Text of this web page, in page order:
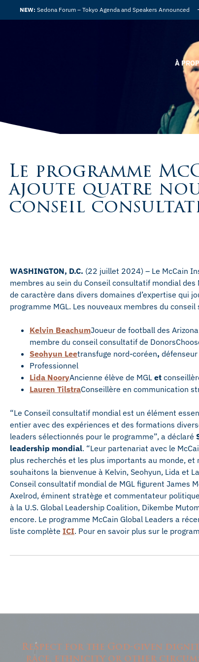
NEW: Sedona Forum – Tokyo Agenda and Speakers Announced
À
Le programme
ajoute quatre
conseil
WASHINGTON, D.C. (22 juillet 2024) – Le McCain
membres au sein du Conseil consultatif mondial
de caractère dans divers domaines d’expertise qui
programme MGL. Les nouveaux membres du conseil
Kelvin BeachumJoueur de football des
membre du conseil consultatif de
Seohyun Leetransfuge nord-coréen,
Professionnel
Lida NooryAncienne élève de MGL et
Lauren TilstraConseillère en communication
“Le Conseil consultatif mondial est un élément
entier avec des expériences et des formations
leaders sélectionnés pour le programme”, a déclaré
leadership mondial. “Leur partenariat avec le
plus recherchés et les plus importants au monde,
souhaitons la bienvenue à Kelvin, Seohyun, Lida et
Conseil consultatif mondial de MGL figurent James
Axelrod, éminent stratège et commentateur
à la U.S. Global Leadership Coalition, Dikembe
encore. Le programme McCain Global Leaders a
liste complète ICI. Pour en savoir plus sur le
Respect for the God-given
race, ethnicity or other